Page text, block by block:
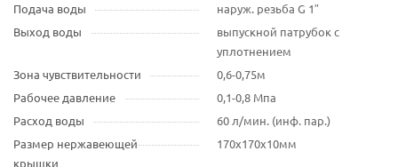
Подача воды
наруж. резьба G 1″
Выход воды
выпускной патрубок c
уплотнением
Зона чувствительности
0,6-0,75м
Рабочее давление
0,1-0,8 Mпа
Расход воды
60 л/мин. (инф. пар.)
Размер нержавеющей
крышки
170x170x10мм